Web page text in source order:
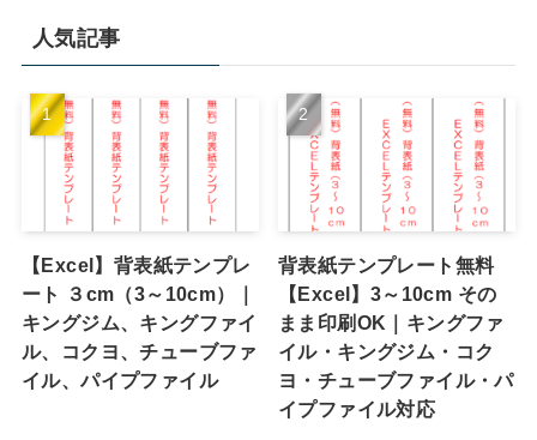
人気記事
【Excel】背表紙テンプレ
ート ３cm（3～10cm）｜
キングジム、キングファイ
ル、コクヨ、チューブファ
イル、パイプファイル
背表紙テンプレート無料
【Excel】3～10cm その
まま印刷OK｜キングファ
イル・キングジム・コク
ヨ・チューブファイル・パ
イプファイル対応